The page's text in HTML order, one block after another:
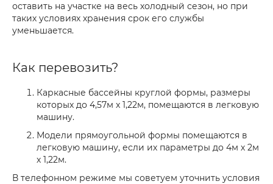
оставить на участке на весь холодный сезон, но при
таких условиях хранения срок его службы
уменьшается.
Как перевозить?
Каркасные бассейны круглой формы, размеры
которых до 4,57м x 1,22м, помещаются в легковую
машину.
Модели прямоугольной формы помещаются в
легковую машину, если их параметры до 4м х 2м
х 1,22м.
В телефонном режиме мы советуем уточнить условия